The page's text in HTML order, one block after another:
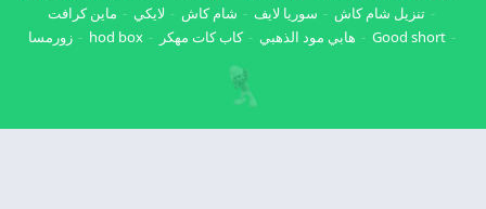
تنزيل شام كاش
سوريا لايف شام كاش لايكي
ماين كرافت
Good short
هابي مود الذهبي كاب كات مهكر hod box زورمسا